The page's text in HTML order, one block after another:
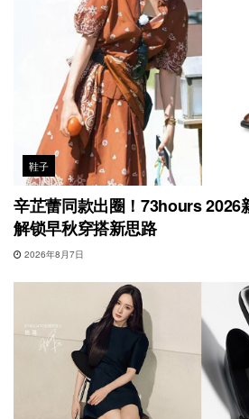
鞋子
辛芷蕾同款出圈！73hours 2026
解锁早秋穿搭新思路
2026年8月7日